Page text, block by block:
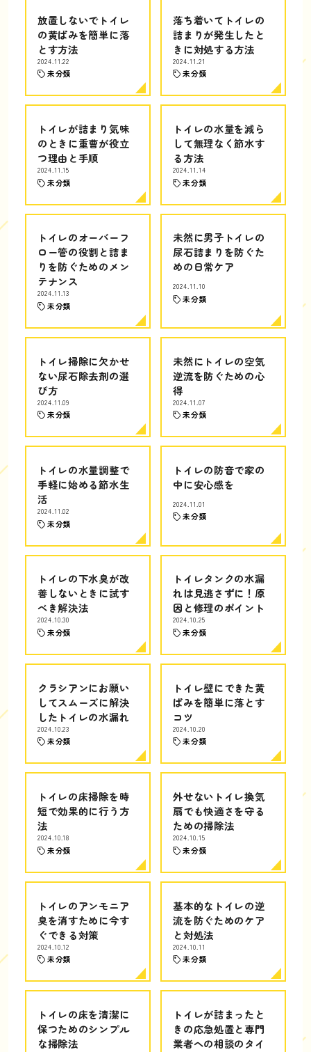
放置しないでトイレ
の黄ばみを簡単に落
とす方法
2024.11.22
未分類
落ち着いてトイレの
詰まりが発生したと
きに対処する方法
2024.11.21
未分類
トイレが詰まり気味
のときに重曹が役立
つ理由と手順
2024.11.15
未分類
トイレの水量を減ら
して無理なく節水す
る方法
2024.11.14
未分類
トイレのオーバーフ
ロー管の役割と詰ま
りを防ぐためのメン
テナンス
2024.11.13
未分類
未然に男子トイレの
尿石詰まりを防ぐた
めの日常ケア
2024.11.10
未分類
トイレ掃除に欠かせ
ない尿石除去剤の選
び方
2024.11.09
未分類
未然にトイレの空気
逆流を防ぐための心
得
2024.11.07
未分類
トイレの水量調整で
手軽に始める節水生
活
2024.11.02
未分類
トイレの防音で家の
中に安心感を
2024.11.01
未分類
トイレの下水臭が改
善しないときに試す
べき解決法
2024.10.30
未分類
トイレタンクの水漏
れは見逃さずに！原
因と修理のポイント
2024.10.25
未分類
クラシアンにお願い
してスムーズに解決
したトイレの水漏れ
2024.10.23
未分類
トイレ壁にできた黄
ばみを簡単に落とす
コツ
2024.10.20
未分類
トイレの床掃除を時
短で効果的に行う方
法
2024.10.18
未分類
外せないトイレ換気
扇でも快適さを守る
ための掃除法
2024.10.15
未分類
トイレのアンモニア
臭を消すために今す
ぐできる対策
2024.10.12
未分類
基本的なトイレの逆
流を防ぐためのケア
と対処法
2024.10.11
未分類
トイレの床を清潔に
保つためのシンプル
な掃除法
トイレが詰まったと
きの応急処置と専門
業者への相談のタイ